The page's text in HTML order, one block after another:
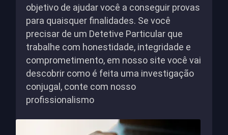
objetivo de ajudar você a conseguir provas
para quaisquer finalidades. Se você
precisar de um Detetive Particular que
trabalhe com honestidade, integridade e
comprometimento, em nosso site você vai
descobrir como é feita uma investigação
conjugal, conte com nosso
profissionalismo